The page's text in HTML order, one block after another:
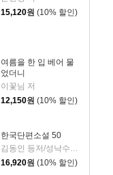
15,120원 (10% 할인)
여름을 한 입 베어 물
었더니
이꽃님 저
12,150원 (10% 할인)
한국단편소설 50
김동인 등저/성낙수,박찬영,김형주 공편
16,920원 (10% 할인)